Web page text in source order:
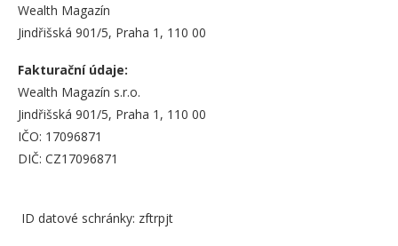
Wealth Magazín
Jindřišská 901/5, Praha 1, 110 00
Fakturační údaje:
Wealth Magazín s.r.o.
Jindřišská 901/5, Praha 1, 110 00
IČO: 17096871
DIČ: CZ17096871
ID datové schránky: zftrpjt